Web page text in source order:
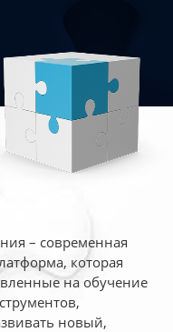
– современная
которая
на обучение
новый,